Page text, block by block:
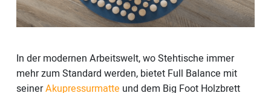
In der modernen Arbeitswelt, wo Stehtische immer
mehr zum Standard werden, bietet Full Balance mit
seinerAkupressurmatte und dem Big Foot Holzbrett